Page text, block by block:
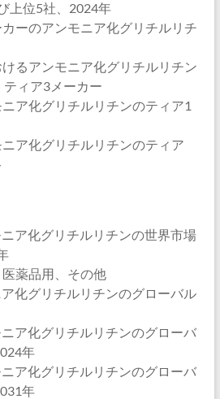
上位5社、2024年
カーのアンモニア化グリチルリチ
けるアンモニア化グリチルリチン
ィア3メーカー
化グリチルリチンのティア1
化グリチルリチンのティア
化グリチルリチンの世界市場
薬品用、その他
ア化グリチルリチンのグローバル
化グリチルリチンのグローバ
年
化グリチルリチンのグローバ
年